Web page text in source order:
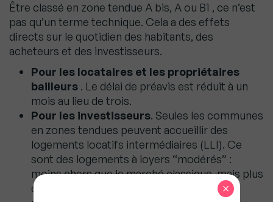
Être classé en zone tendue A bis, A ou B1 , ce n’est
pas qu’un terme technique. Cela a des effets
directs sur le quotidien des habitants, des
acheteurs et des investisseurs.
Pour les locataires et les propriétaires
bailleurs . Le délai de préavis est réduit à un
mois au lieu de trois.
Pour les investisseurs. Seules les communes
en zones tendues peuvent accueillir des
logements locatifs intermédiaires (LLI). Ce
sont des logements à loyers “modérés” :
moins chers que le marché classique, mais plus
élevés que le social, pour loger les classes
×